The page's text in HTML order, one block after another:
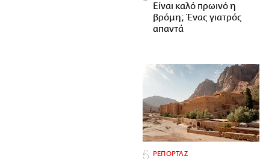
Είναι καλό πρωινό η
βρόμη; Ένας γιατρός
απαντά
ΡΕΠΟΡΤΑΖ